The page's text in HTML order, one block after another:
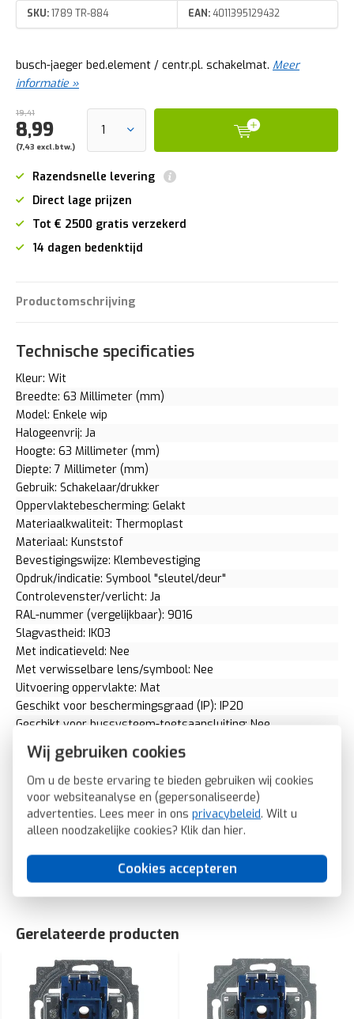
Wij gebruiken cookies
Om u de beste ervaring te bieden gebruiken wij cookies
voor websiteanalyse en (gepersonaliseerde)
advertenties. Lees meer in ons privacybeleid. Wilt u
alleen noodzakelijke cookies? Klik dan hier.
Cookies accepteren
SKU:1789 TR-884 EAN:4011395129432
busch-jaeger bed.element / centr.pl. schakelmat. Meer
informatie »
19,41
8,99
(7,43 excl.btw.)
Razendsnelle levering
Direct lage prijzen
Tot € 2500 gratis verzekerd
14 dagen bedenktijd
Productomschrijving
Technische specificaties
Kleur: Wit
Breedte: 63 Millimeter (mm)
Model: Enkele wip
Halogeenvrij: Ja
Hoogte: 63 Millimeter (mm)
Diepte: 7 Millimeter (mm)
Gebruik: Schakelaar/drukker
Oppervlaktebescherming: Gelakt
Materiaalkwaliteit: Thermoplast
Materiaal: Kunststof
Bevestigingswijze: Klembevestiging
Opdruk/indicatie: Symbool "sleutel/deur"
Controlevenster/verlicht: Ja
RAL-nummer (vergelijkbaar): 9016
Slagvastheid: IK03
Met indicatieveld: Nee
Met verwisselbare lens/symbool: Nee
Uitvoering oppervlakte: Mat
Geschikt voor beschermingsgraad (IP): IP20
Geschikt voor bussysteem-toetsaansluiting: Nee
Aftastsymbool / barrièrevrij: Nee
Antibacteriële behandeling: Nee
2CKA001751A3032 1789TR-884
Busch-Jaeger schakelwip met controlevenster en symbool
sleutel Future Linear studiowit mat (1789 TR-884)
SKU: Busch-Jaeger 1789 TR-884
EAN: 4011395129432
Gerelateerde producten